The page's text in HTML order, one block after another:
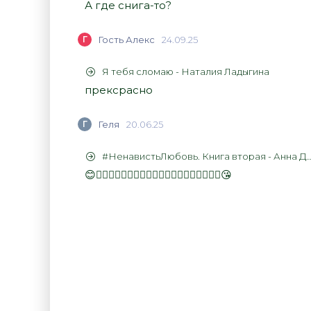
А где снига-то?
Г Гость Алекс 24.09.25
Я тебя сломаю - Наталия Ладыгина
прексрасно
Г Геля 20.06.25
#НенавистьЛюбовь. Книга вторая - Анна Джейн
😊👍🏻👍🏻👍🏻👍🏻👍🏻👍🏻👍🏻👍🏻👍🏻👍🏻😘